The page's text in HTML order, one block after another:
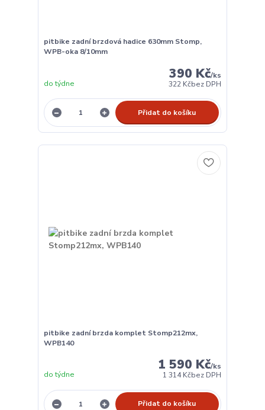
pitbike zadní brzdová hadice 630mm Stomp,
WPB-oka 8/10mm
390 Kč/ks
322 Kčbez DPH
do týdne
Přidat do košíku
pitbike zadní brzda komplet Stomp212mx,
WPB140
1 590 Kč/ks
1 314 Kčbez DPH
do týdne
Přidat do košíku